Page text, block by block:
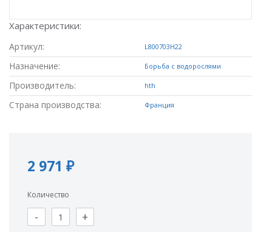
Характеристики:
Артикул: L800703H22
Назначение: Борьба с водорослями
Производитель: hth
Страна производства: Франция
2 971 ₽
Количество
- +